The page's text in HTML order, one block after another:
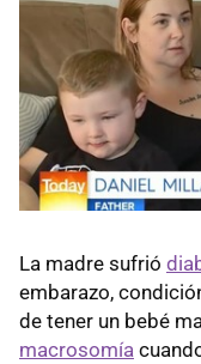
La madre sufrió
embarazo,
de tener un bebé
macrosomía